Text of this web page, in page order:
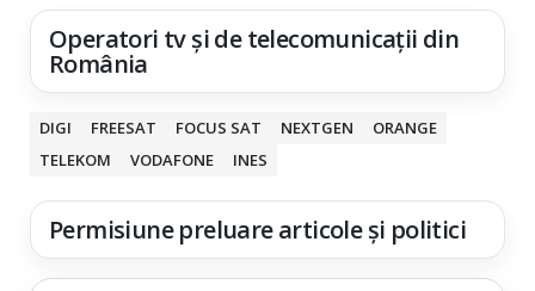
Operatori tv și de telecomunicații din
România
DIGI FREESAT FOCUS SAT NEXTGEN
ORANGE
TELEKOM
VODAFONE INES
Permisiune preluare articole și politici